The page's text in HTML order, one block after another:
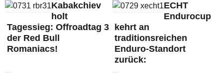
Kabakchiev
holt
Tagessieg: Offroadtag 3
der Red Bull
Romaniacs!
ECHT
Endurocup
kehrt an
traditionsreichen
Enduro-Standort
zurück: